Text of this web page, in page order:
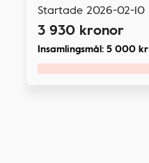
Startade 2026-02-10
3 930 kronor
Insamlingsmål: 5 000 kr